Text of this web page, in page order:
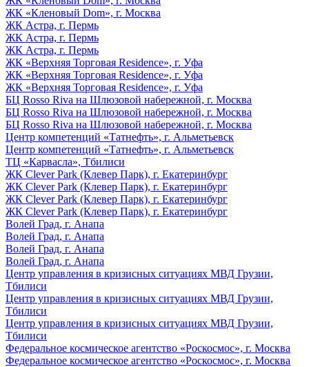
ЖК «Кленовый Dom», г. Москва
ЖК Астра, г. Пермь
ЖК Астра, г. Пермь
ЖК Астра, г. Пермь
ЖК «Верхняя Торговая Residence», г. Уфа
ЖК «Верхняя Торговая Residence», г. Уфа
ЖК «Верхняя Торговая Residence», г. Уфа
БЦ Rosso Riva на Шлюзовой набережной, г. Москва
БЦ Rosso Riva на Шлюзовой набережной, г. Москва
БЦ Rosso Riva на Шлюзовой набережной, г. Москва
Центр компетенций «Татнефть», г. Альметьевск
Центр компетенций «Татнефть», г. Альметьевск
ТЦ «Карвасла», Тбилиси
ЖК Clever Park (Клевер Парк), г. Екатеринбург
ЖК Clever Park (Клевер Парк), г. Екатеринбург
ЖК Clever Park (Клевер Парк), г. Екатеринбург
ЖК Clever Park (Клевер Парк), г. Екатеринбург
Волей Град, г. Анапа
Волей Град, г. Анапа
Волей Град, г. Анапа
Волей Град, г. Анапа
Центр управления в кризисных ситуациях МВД Грузии,
Тбилиси
Центр управления в кризисных ситуациях МВД Грузии,
Тбилиси
Центр управления в кризисных ситуациях МВД Грузии,
Тбилиси
Федеральное космическое агентство «Роскосмос», г. Москва
Федеральное космическое агентство «Роскосмос», г. Москва